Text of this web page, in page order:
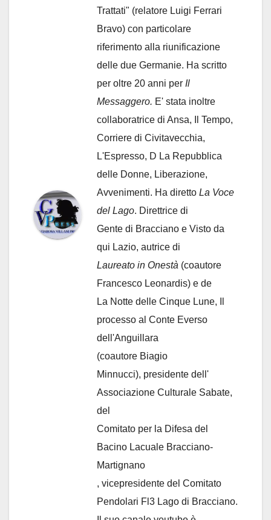
Trattati" (relatore Luigi Ferrari
Bravo) con particolare
riferimento alla riunificazione
delle due Germanie. Ha scritto
per oltre 20 anni per Il
Messaggero. E' stata inoltre
collaboratrice di Ansa, Il Tempo,
Corriere di Civitavecchia,
L'Espresso, D La Repubblica
delle Donne, Liberazione,
Avvenimenti. Ha diretto La Voce
del Lago. Direttrice di
Gente di Bracciano e Visto da
qui Lazio, autrice di
Laureato in Onestà (coautore
Francesco Leonardis) e de
La Notte delle Cinque Lune, Il
processo al Conte Everso
dell'Anguillara
(coautore Biagio
Minnucci), presidente dell'
Associazione Culturale Sabate,
del
Comitato per la Difesa del
Bacino Lacuale Bracciano-
Martignano
, vicepresidente del Comitato
Pendolari Fl3 Lago di Bracciano.